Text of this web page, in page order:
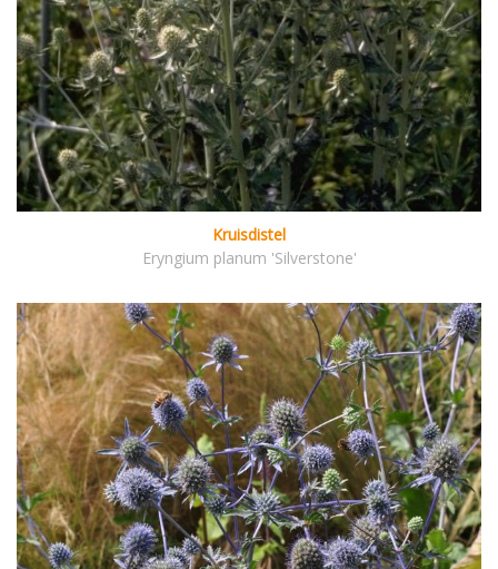
Kruisdistel
Eryngium planum 'Silverstone'